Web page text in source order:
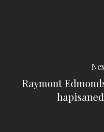
Raymont